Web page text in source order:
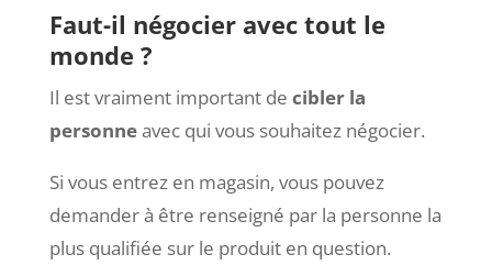
Faut-il négocier avec tout le
monde ?
Il est vraiment important de cibler la
personneavec qui vous souhaitez négocier.
Si vous entrez en magasin, vous pouvez
demander à être renseigné par la personne la
plus qualifiée sur le produit en question.